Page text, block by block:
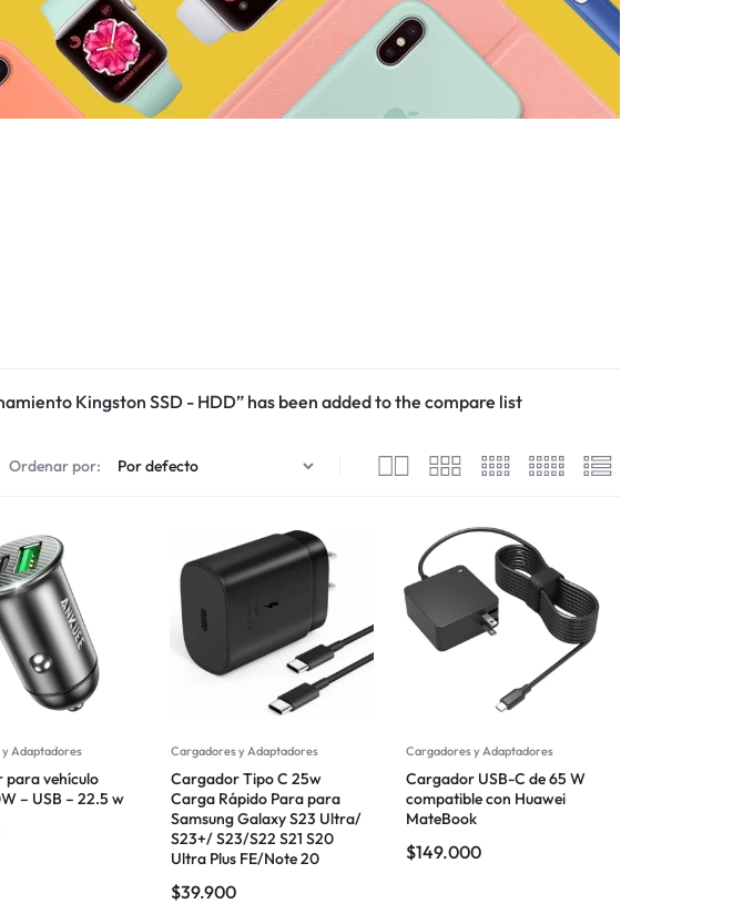
Seguimiento Pedido
Centro de Ayuda
Tienda de novedades
Iniciar Sesión
Kingston SSD - HDD” has been added to the compare list
Ordenar por:
Adaptadores
para vehículo
– USB – 22.5 w
Cargadores y Adaptadores
Cargador Tipo C 25w
Carga Rápido Para para
Samsung Galaxy S23 Ultra/
S23+/ S23/S22 S21 S20
Ultra Plus FE/Note 20
$39.900
Cargadores y Adaptadores
Cargador USB-C de 65 W
compatible con Huawei
MateBook
$149.000